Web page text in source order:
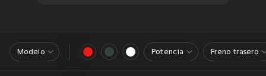
Modelo Potencia Freno trasero